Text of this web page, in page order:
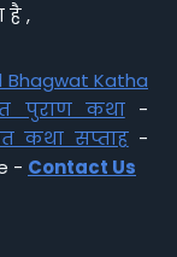
है ,
Bhagwat Katha
पुराण कथा-
कथा सप्ताह-
- Contact Us